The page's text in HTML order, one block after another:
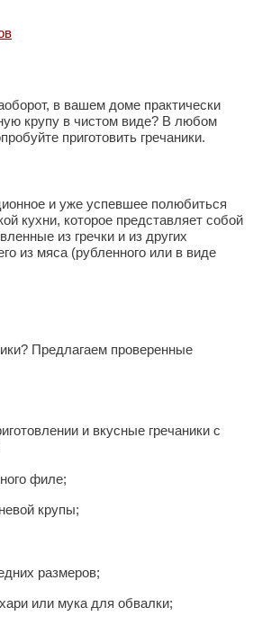
в вашем доме практически
крупу в чистом виде? В любом
приготовить гречаники.
и уже успевшее полюбиться
кухни, которое представляет собой
из гречки и из других
из мяса (рубленного или в виде
Предлагаем проверенные
и вкусные гречаники с
филе;
крупы;
размеров;
или мука для обвалки;